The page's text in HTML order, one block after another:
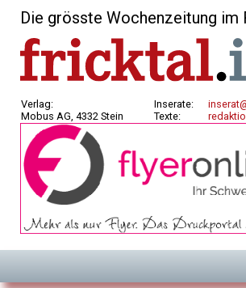
Die grösste Wochenzeitung im
Verlag:
Mobus AG, 4332 Stein
Inserate:
Texte: